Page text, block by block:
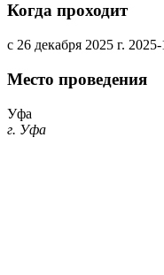
Когда проходит
с 26 декабря 2025 г.
Место проведения
Уфа
г. Уфа